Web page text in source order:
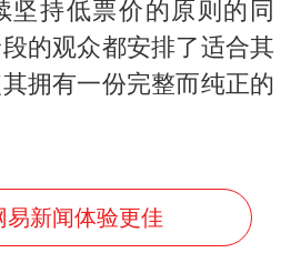
坚持低票价的原则的同
的观众都安排了适合其
拥有一份完整而纯正的
易新闻体验更佳